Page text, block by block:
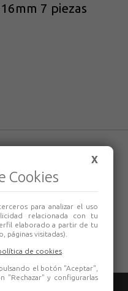
7 piezas
X
Cookies
para analizar el uso
relacionada con tu
elaborado a partir de tu
páginas visitadas).
de cookies
el botón "Aceptar",
"Rechazar" y configurarlas